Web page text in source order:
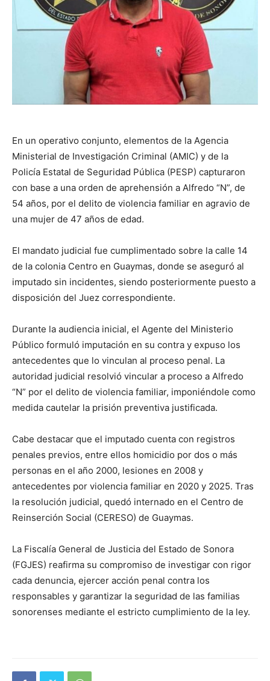
En un operativo conjunto, elementos de la Agencia
Ministerial de Investigación Criminal (AMIC) y de la
Policía Estatal de Seguridad Pública (PESP) capturaron
con base a una orden de aprehensión a Alfredo “N”, de
54 años, por el delito de violencia familiar en agravio de
una mujer de 47 años de edad.
El mandato judicial fue cumplimentado sobre la calle 14
de la colonia Centro en Guaymas, donde se aseguró al
imputado sin incidentes, siendo posteriormente puesto a
disposición del Juez correspondiente.
Durante la audiencia inicial, el Agente del Ministerio
Público formuló imputación en su contra y expuso los
antecedentes que lo vinculan al proceso penal. La
autoridad judicial resolvió vincular a proceso a Alfredo
“N” por el delito de violencia familiar, imponiéndole como
medida cautelar la prisión preventiva justificada.
Cabe destacar que el imputado cuenta con registros
penales previos, entre ellos homicidio por dos o más
personas en el año 2000, lesiones en 2008 y
antecedentes por violencia familiar en 2020 y 2025. Tras
la resolución judicial, quedó internado en el Centro de
Reinserción Social (CERESO) de Guaymas.
La Fiscalía General de Justicia del Estado de Sonora
(FGJES) reafirma su compromiso de investigar con rigor
cada denuncia, ejercer acción penal contra los
responsables y garantizar la seguridad de las familias
sonorenses mediante el estricto cumplimiento de la ley.